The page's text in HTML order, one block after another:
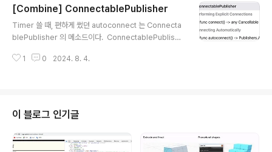
(디폴트값) scrollClipDisabled > false [ 하위버전
] 그럼 하위버전에서는 어떻게 shadow 가 안짤리게 할까
? ScrollView 자체에 shadow 를 주면 된다. (동일하
[Combine] ConnectablePublisher
Timer 쓸 때, 편하게 썼던 autoconnect 는 Connecta
blePublisher 의 메소드이다. ConnectablePublishe
rConnectablePublisher 는 connection 을 명확히 지
구독자들이 다 준비된 후 이벤트를 방출하고 싶을 때유용
하다. autoconnect 는 connection , disconnection
을 자동으로 해주는 메소드이다. [2] ConnectablePu
blisher..
1 0 2024. 8. 4.
이 블로그 인기글